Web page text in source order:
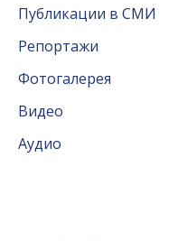
Публикации в СМИ
Репортажи
Фотогалерея
Видео
Аудио